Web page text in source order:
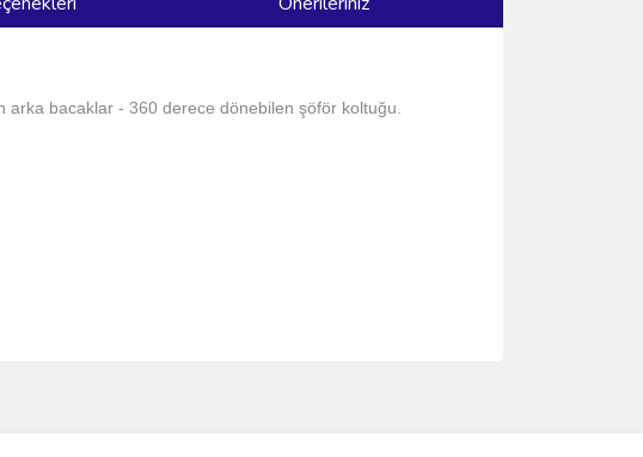
arka bacaklar - 360 derece dönebilen şöför koltuğu.